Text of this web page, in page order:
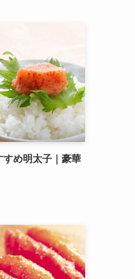
すめ明太子｜豪華